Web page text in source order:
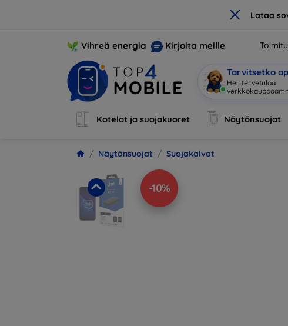
× Lataa
Vihreä energia Kirjoita meille
Tarvitsetko
Ole|
Kotelot ja suojakuoret Näytönsuojat
Näytönsuojat Suojakalvot
-10%